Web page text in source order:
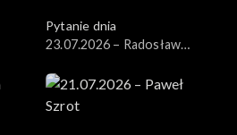
Pytanie dnia
23.07.2026 – Radosław